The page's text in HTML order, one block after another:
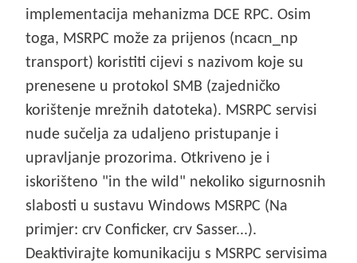
implementacija mehanizma DCE RPC. Osim
toga, MSRPC može za prijenos (ncacn_np
transport) koristiti cijevi s nazivom koje su
prenesene u protokol SMB (zajedničko
korištenje mrežnih datoteka). MSRPC servisi
nude sučelja za udaljeno pristupanje i
upravljanje prozorima. Otkriveno je i
iskorišteno "in the wild" nekoliko sigurnosnih
slabosti u sustavu Windows MSRPC (Na
primjer: crv Conficker, crv Sasser...).
Deaktivirajte komunikaciju s MSRPC servisima